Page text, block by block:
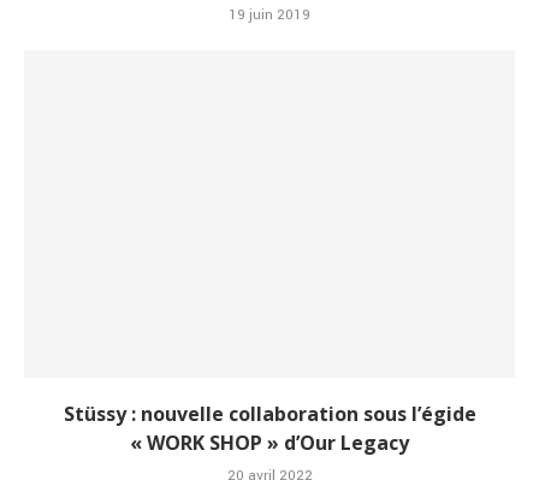
19 juin 2019
Stüssy : nouvelle collaboration sous l’égide
« WORK SHOP » d’Our Legacy
20 avril 2022